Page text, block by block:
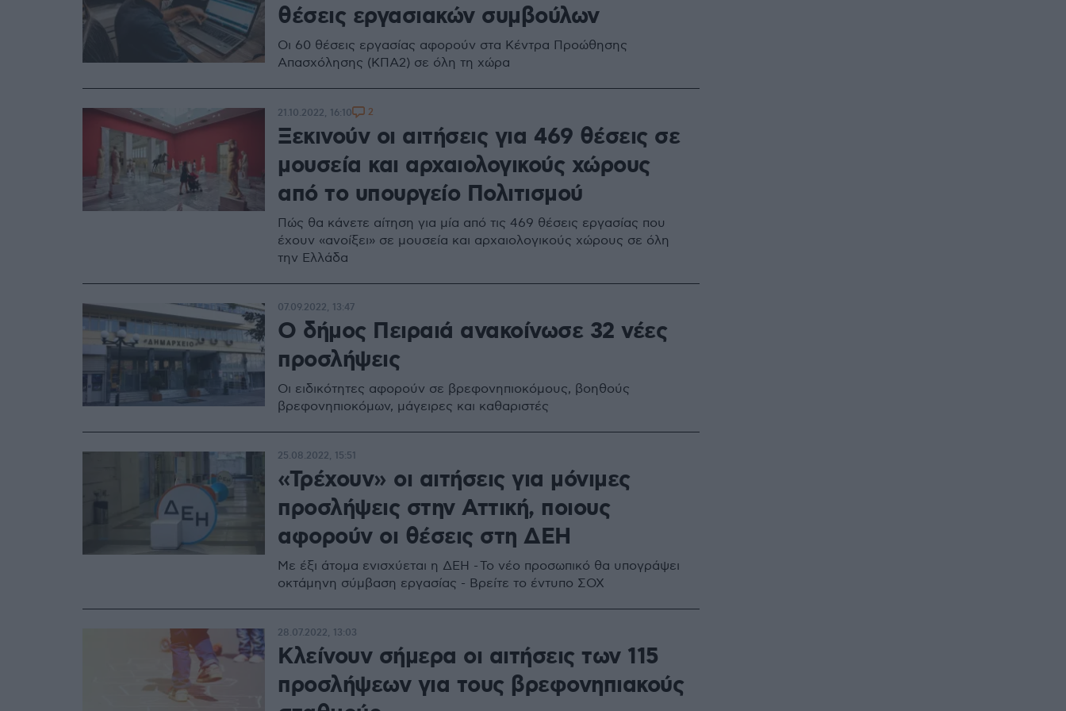
θέσεις εργασιακών συμβούλων
Οι 60 θέσεις εργασίας αφορούν στα Κέντρα Προώθησης
Απασχόλησης (ΚΠΑ2) σε όλη τη χώρα
Ξεκινούν οι αιτήσεις για 469 θέσεις σε
μουσεία και αρχαιολογικούς χώρους
από το υπουργείο Πολιτισμού
Πώς θα κάνετε αίτηση για μία από τις 469 θέσεις εργασίας που
έχουν «ανοίξει» σε μουσεία και αρχαιολογικούς χώρους σε όλη
την Ελλάδα
21.10.2022, 16:10 2
Ο δήμος Πειραιά ανακοίνωσε 32 νέες
προσλήψεις
Οι ειδικότητες αφορούν σε βρεφονηπιοκόμους, βοηθούς
βρεφονηπιοκόμων, μάγειρες και καθαριστές
07.09.2022, 13:47
«Τρέχουν» οι αιτήσεις για μόνιμες
προσλήψεις στην Αττική, ποιους
αφορούν οι θέσεις στη ΔΕΗ
Με έξι άτομα ενισχύεται η ΔΕΗ - Το νέο προσωπικό θα υπογράψει
οκτάμηνη σύμβαση εργασίας - Βρείτε το έντυπο ΣΟΧ
25.08.2022, 15:51
Κλείνουν σήμερα οι αιτήσεις των 115
προσλήψεων για τους βρεφονηπιακούς
28.07.2022, 13:03